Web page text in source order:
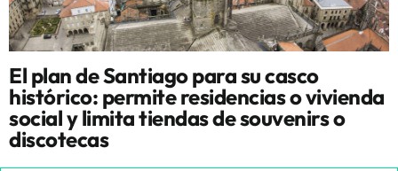
El plan de Santiago para su casco
histórico: permite residencias o vivienda
social y limita tiendas de souvenirs o
discotecas